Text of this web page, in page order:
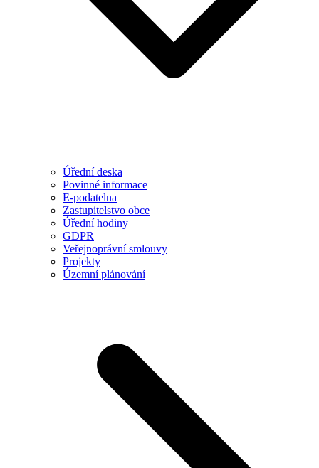
Úřední deska
Povinné informace
E-podatelna
Zastupitelstvo obce
Úřední hodiny
GDPR
Veřejnoprávní smlouvy
Projekty
Územní plánování